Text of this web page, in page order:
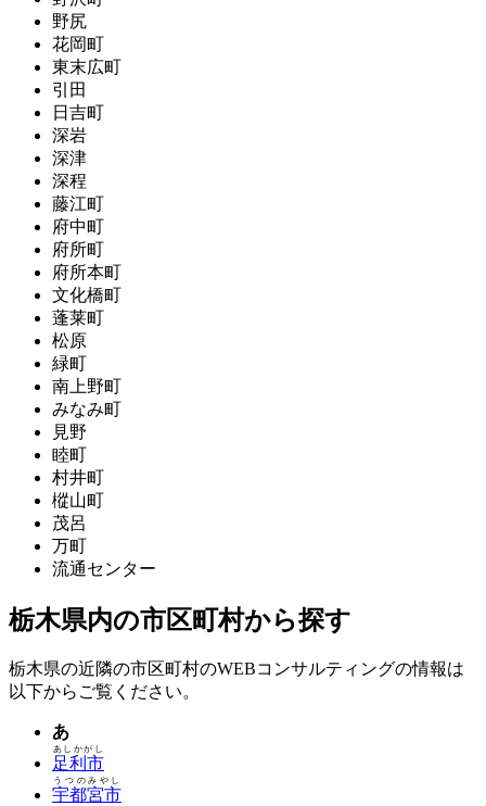
野尻
花岡町
東末広町
引田
日吉町
深岩
深津
深程
藤江町
府中町
府所町
府所本町
文化橋町
蓬莱町
松原
緑町
南上野町
みなみ町
見野
睦町
村井町
樅山町
茂呂
万町
流通センター
栃木県内の市区町村から探す
栃木県の近隣の市区町村のWEBコンサルティングの情報は
以下からご覧ください。
あ
足利市
あしかがし
宇都宮市
うつのみやし